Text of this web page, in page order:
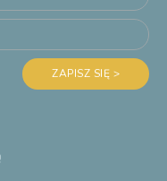
ZAPISZ SIĘ >